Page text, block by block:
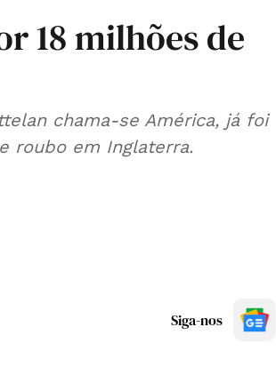
18 milhões de
chama-se América, já foi
roubo em Inglaterra.
Siga-nos